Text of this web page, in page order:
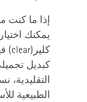
إذا ما كنت
يمكنك
كلير((clear
كبديل
التقليدية،
الطبيعية